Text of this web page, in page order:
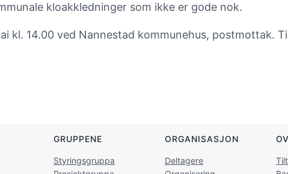
kloakkledninger som ikke er gode nok.
kl. 14.00 ved Nannestad kommunehus, postmottak.
GRUPPENE
Styringsgruppa
ORGANISASJON
Deltagere